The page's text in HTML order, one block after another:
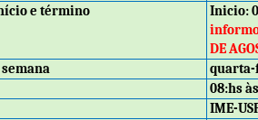
e término
Inicio:
DE
08:hs
IME-